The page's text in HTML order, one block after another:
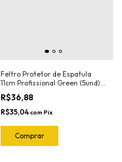
Feltro Protetor de Espatula
11cm Profissional Green (5und)
1018.G Joker
R$36,88
R$35,04com Pix